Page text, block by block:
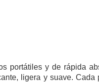
portátiles y de rápida
ligera y suave. Cada